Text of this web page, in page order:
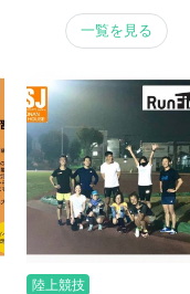
一覧を見る
陸上競技